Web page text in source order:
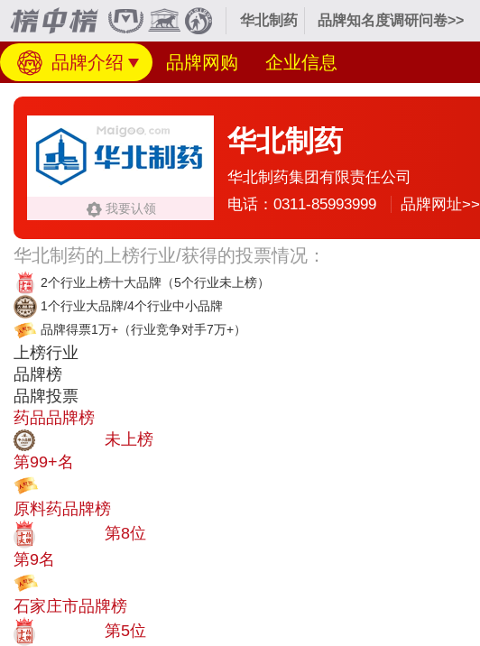
华北制药 品牌知名度调研问卷>>
品牌介绍 品牌网购 企业信息
我要认领
华北制药
华北制药集团有限责任公司
电话：0311-85993999
品牌网址>>
华北制药的上榜行业/获得的投票情况：
2个行业上榜十大品牌 （5个行业未上榜）
1个行业大品牌/4个行业中小品牌
品牌得票1万+ （行业竞争对手7万+）
上榜行业
品牌榜
品牌投票
药品品牌榜
未上榜
第99+名
原料药品牌榜
第8位
第9名
石家庄市品牌榜
第5位